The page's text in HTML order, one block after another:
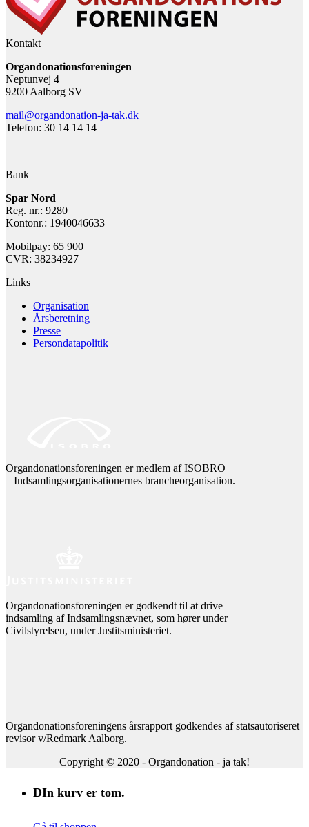
Kontakt
Organdonationsforeningen
Neptunvej 4
9200 Aalborg SV
mail@organdonation-ja-tak.dk
Telefon: 30 14 14 14
Bank
Spar Nord
Reg. nr.: 9280
Kontonr.: 1940046633
Mobilpay: 65 900
CVR: 38234927
Links
Organisation
Årsberetning
Presse
Persondatapolitik
Organdonationsforeningen er medlem af ISOBRO
– Indsamlingsorganisationernes brancheorganisation.
Organdonationsforeningen er godkendt til at drive
indsamling af Indsamlingsnævnet, som hører under
Civilstyrelsen, under Justitsministeriet.
Organdonationsforeningens årsrapport godkendes af statsautoriseret
revisor v/Redmark Aalborg.
Copyright © 2020 - Organdonation - ja tak!
DIn kurv er tom.